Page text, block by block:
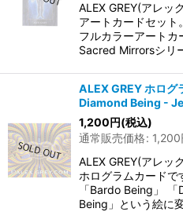
ALEX GREY(アレッ
アートカードセッ
フルカラーアートカ
Sacred Mirrorsシリ
ALEX GREY ホロ
Diamond Being -
1,200円(税込)
通常販売価格: 1,200
ALEX GREY(アレッ
ホログラムカードで
「Bardo Being」
Being」という絵に